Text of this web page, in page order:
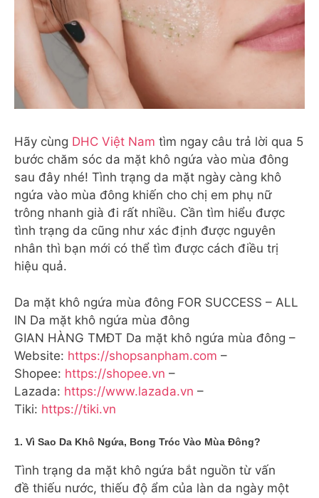
Hãy cùng DHC Việt Nam tìm ngay câu trả lời qua 5
bước chăm sóc da mặt khô ngứa vào mùa đông
sau đây nhé! Tình trạng da mặt ngày càng khô
ngứa vào mùa đông khiến cho chị em phụ nữ
trông nhanh già đi rất nhiều. Cần tìm hiểu được
tình trạng da cũng như xác định được nguyên
nhân thì bạn mới có thể tìm được cách điều trị
hiệu quả.
Da mặt khô ngứa mùa đông FOR SUCCESS – ALL
IN Da mặt khô ngứa mùa đông
GIAN HÀNG TMĐT Da mặt khô ngứa mùa đông –
Website: https://shopsanpham.com –
Shopee: https://shopee.vn –
Lazada: https://www.lazada.vn –
Tiki: https://tiki.vn
1. Vì Sao Da Khô Ngứa, Bong Tróc Vào Mùa Đông?
Tình trạng da mặt khô ngứa bắt nguồn từ vấn
đề thiếu nước, thiếu độ ẩm của làn da ngày một